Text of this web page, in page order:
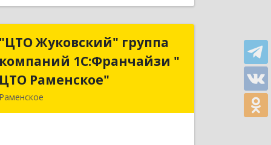
"ЦТО Жуковский" группа
компаний 1С:Франчайзи "
ЦТО Раменское"
Раменское
"ЦТО Жуковский" группа
компаний 1С:Франчайзи "
ЦТО Раменское"